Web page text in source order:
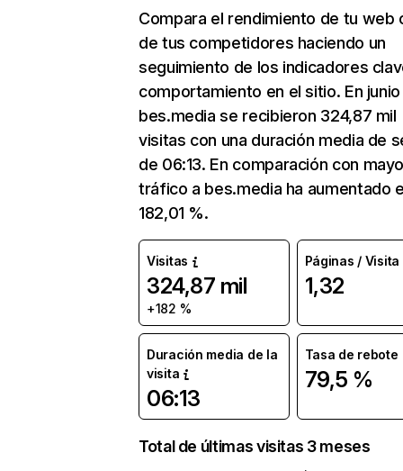
Compara el rendimiento de tu web
de tus competidores haciendo un
seguimiento de los indicadores
comportamiento en el sitio. En junio
bes.media se recibieron 324,87 mil
visitas con una duración media de
de 06:13. En comparación con
tráfico a bes.media ha aumentado
182,01 %.
Visitas
324,87 mil
+182 %
Páginas / Visita
1,32
Duración media de la
visita
06:13
Tasa de rebote
79,5 %
Total de últimas visitas 3 meses